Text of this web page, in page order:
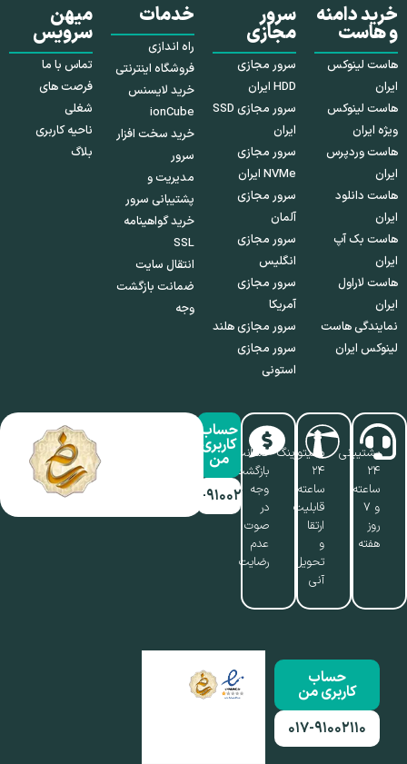
خرید دامنه
و هاست
هاست لینوکس
ایران
هاست لینوکس
ویژه ایران
هاست وردپرس
ایران
هاست دانلود
ایران
هاست بک آپ
ایران
هاست لاراول
ایران
نمایندگی هاست
لینوکس ایران
سرور
مجازی
سرور مجازی
HDD ایران
سرور مجازی SSD
ایران
سرور مجازی
NVMe ایران
سرور مجازی
آلمان
سرور مجازی
انگلیس
سرور مجازی
آمریکا
سرور مجازی هلند
سرور مجازی
استونی
خدمات
راه اندازی
فروشگاه اینترنتی
خرید لایسنس
ionCube
خرید سخت افزار
سرور
مدیریت و
پشتیبانی سرور
خرید گواهینامه
SSL
انتقال سایت
ضمانت بازگشت
وجه
میهن
سرویس
تماس با ما
فرصت های
شغلی
ناحیه کاربری
بلاگ
پشتیبانی
۲۴
ساعته
و ۷
روز
هفته
مانیتورینگ
۲۴
ساعته،
قابلیت
ارتقا
تحویل
آنی
ضمانت
بازگشت
وجه
در
صوت
عدم
رضایت
حساب
کاربری
من
۰۱۷-۹۱۰۰۲۱۱۰
حساب
کاربری من
۰۱۷-۹۱۰۰۲۱۱۰